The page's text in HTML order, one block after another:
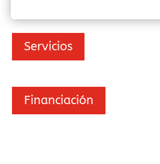
Servicios
Financiación